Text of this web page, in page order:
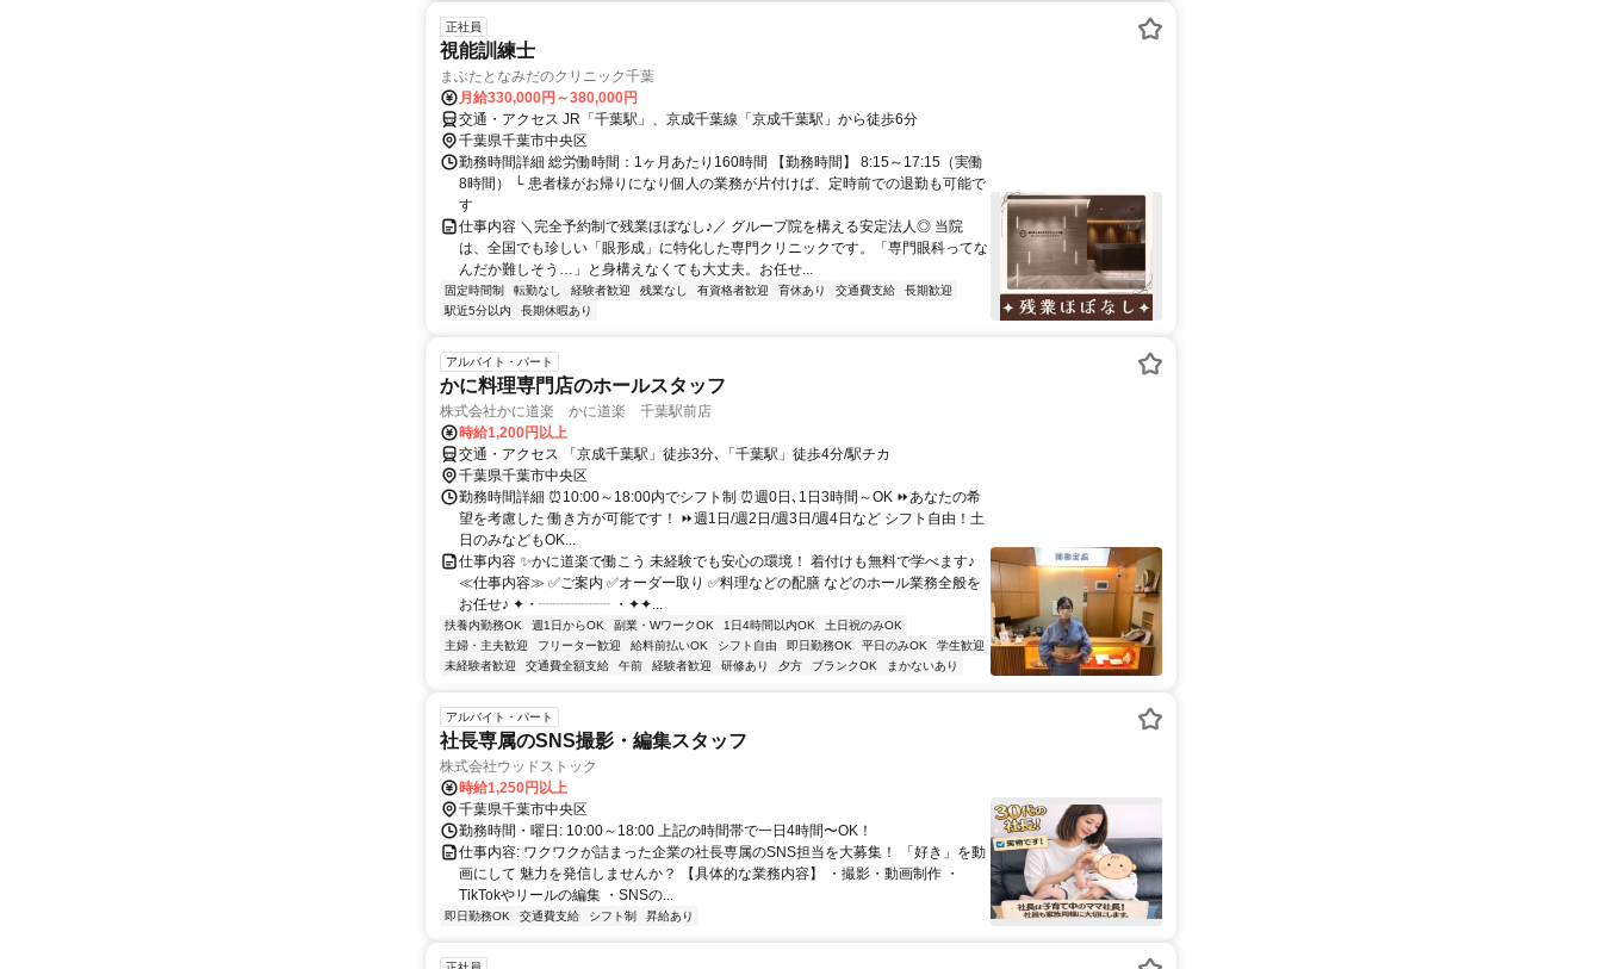
正社員
視能訓練士
まぶたとなみだのクリニック千葉
月給330,000円～380,000円
交通・アクセス JR「千葉駅」、京成千葉線「京成千葉駅」から徒歩6分
千葉県千葉市中央区
勤務時間詳細 総労働時間：1ヶ月あたり160時間 【勤務時間】 8:15～17:15（実働
8時間） └ 患者様がお帰りになり個人の業務が片付けば、定時前での退勤も可能で
す
仕事内容 ＼完全予約制で残業ほぼなし♪／ グループ院を構える安定法人◎ 当院
は、全国でも珍しい「眼形成」に特化した専門クリニックです。「専門眼科ってな
んだか難しそう…」と身構えなくても大丈夫。お任せ...
固定時間制 転勤なし 経験者歓迎 残業なし 有資格者歓迎 育休あり 交通費支給
長期歓迎
駅近5分以内
長期休暇あり
アルバイト・パート
かに料理専門店のホールスタッフ
株式会社かに道楽 かに道楽 千葉駅前店
時給1,200円以上
交通・アクセス 「京成千葉駅」徒歩3分､「千葉駅」徒歩4分/駅チカ
千葉県千葉市中央区
勤務時間詳細 ⏰10:00～18:00内でシフト制 ⏰週0日､1日3時間～OK ⏩あなたの希
望を考慮した 働き方が可能です！ ⏩週1日/週2日/週3日/週4日など シフト自由！土
日のみなどもOK...
仕事内容 ✨かに道楽で働こう 未経験でも安心の環境！ 着付けも無料で学べます♪
≪仕事内容≫ ✅ご案内 ✅オーダー取り ✅料理などの配膳 などのホール業務全般を
お任せ♪ ✦・┈┈┈┈┈ ・✦✦...
扶養内勤務OK 週1日からOK 副業・WワークOK 1日4時間以内OK
土日祝のみOK
主婦・主夫歓迎
フリーター歓迎 給料前払いOK シフト自由 即日勤務OK 平日のみOK
学生歓迎
未経験者歓迎
交通費全額支給 午前 経験者歓迎 研修あり 夕方 ブランクOK まかないあり
アルバイト・パート
社長専属のSNS撮影・編集スタッフ
株式会社ウッドストック
時給1,250円以上
千葉県千葉市中央区
勤務時間・曜日: 10:00～18:00 上記の時間帯で一日4時間〜OK！
仕事内容: ワクワクが詰まった企業の社長専属のSNS担当を大募集！ 「好き」を動
画にして 魅力を発信しませんか？ 【具体的な業務内容】 ・撮影・動画制作 ・
TikTokやリールの編集 ・SNSの...
即日勤務OK 交通費支給 シフト制 昇給あり